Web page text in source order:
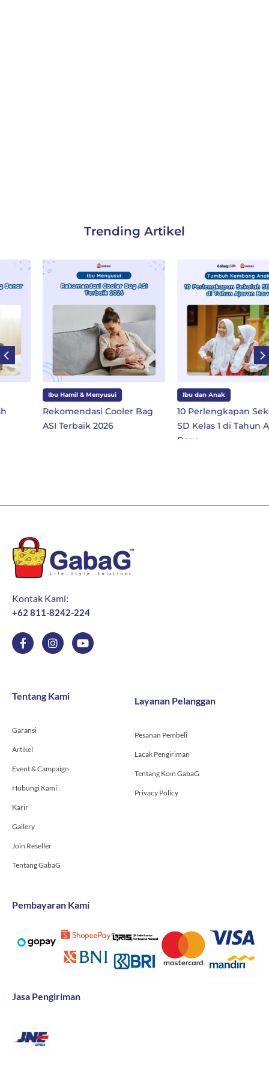
Trending Artikel
Ibu Hamil & Menyusui
Rekomendasi Cooler Bag
ASI Terbaik 2026
Ibu dan Anak
10 Perlengkapan Sekolah
SD Kelas 1 di Tahun Ajaran
Kontak Kami:
+62 811-8242-224
F
a
o
f
I
n
g
r
Y
o
Tentang Kami
Garansi
Artikel
Event & Campaign
Hubungi Kami
Karir
Gallery
Join Reseller
Tentang GabaG
Layanan Pelanggan
Pesanan Pembeli
Lacak Pengiriman
Tentang Koin GabaG
Privacy Policy
Pembayaran Kami
Jasa Pengiriman